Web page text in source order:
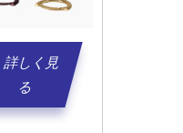
詳しく見
る